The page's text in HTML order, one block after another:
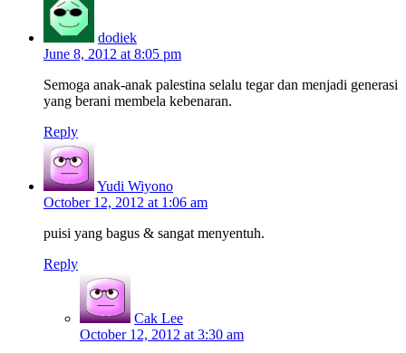
dodiek
June 8, 2012 at 8:05 pm
Semoga anak-anak palestina selalu tegar dan menjadi generasi
yang berani membela kebenaran.
Reply
Yudi Wiyono
October 12, 2012 at 1:06 am
puisi yang bagus & sangat menyentuh.
Reply
Cak Lee
October 12, 2012 at 3:30 am